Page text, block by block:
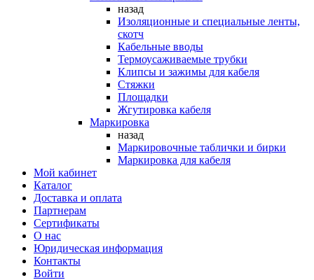
назад
Изоляционные и специальные ленты,
скотч
Кабельные вводы
Термоусаживаемые трубки
Клипсы и зажимы для кабеля
Стяжки
Площадки
Жгутировка кабеля
Маркировка
назад
Маркировочные таблички и бирки
Маркировка для кабеля
Мой кабинет
Каталог
Доставка и оплата
Партнерам
Сертификаты
О нас
Юридическая информация
Контакты
Войти